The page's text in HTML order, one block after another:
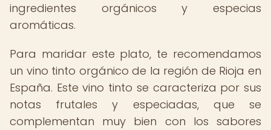
ingredientes orgánicos y especias
aromáticas.
Para maridar este plato, te recomendamos
un vino tinto orgánico de la región de Rioja en
España. Este vino tinto se caracteriza por sus
notas frutales y especiadas, que se
complementan muy bien con los sabores